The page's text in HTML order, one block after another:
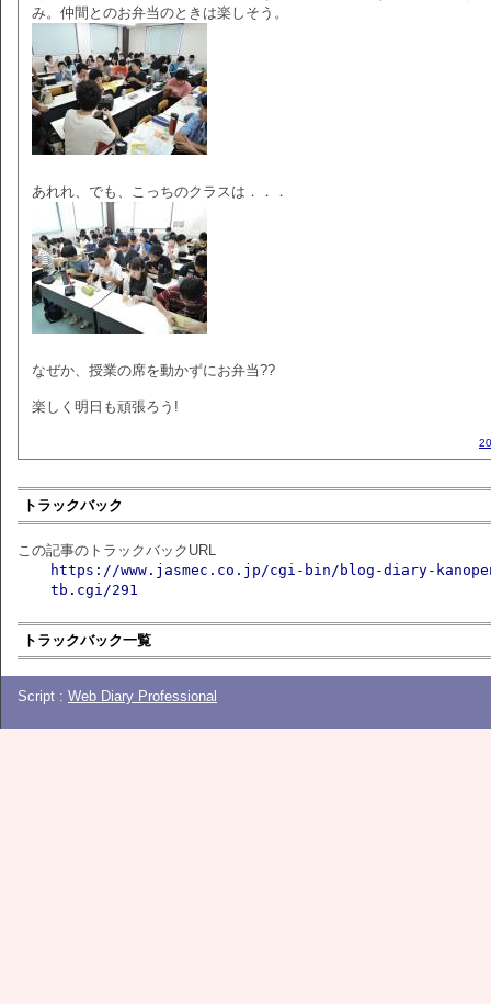
み。仲間とのお弁当のときは楽しそう。
あれれ、でも、こっちのクラスは．．．
なぜか、授業の席を動かずにお弁当??
楽しく明日も頑張ろう!
トラックバック
この記事のトラックバックURL
https://www.jasmec.co.jp/cgi-bin/blog-diary-
tb.cgi/291
トラックバック一覧
Script : Web Diary Professional